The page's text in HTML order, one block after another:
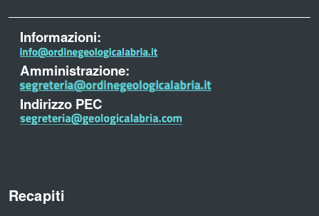
Informazioni:
Amministrazione:
Indirizzo PEC
Recapiti